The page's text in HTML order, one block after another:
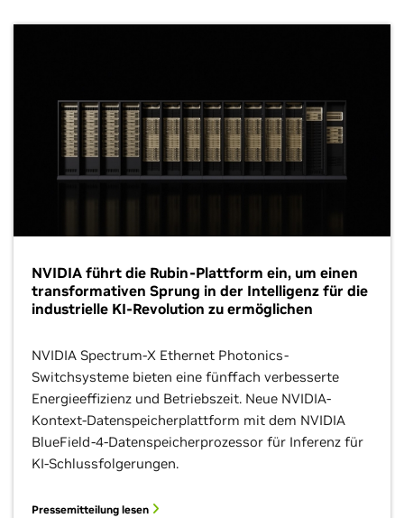
NVIDIA führt die Rubin-Plattform ein, um einen
transformativen Sprung in der Intelligenz für die
industrielle KI-Revolution zu ermöglichen
NVIDIA Spectrum-X Ethernet Photonics-
Switchsysteme bieten eine fünffach verbesserte
Energieeffizienz und Betriebszeit. Neue NVIDIA-
Kontext-Datenspeicherplattform mit dem NVIDIA
BlueField-4-Datenspeicherprozessor für Inferenz für
KI-Schlussfolgerungen.
Pressemitteilung lesen